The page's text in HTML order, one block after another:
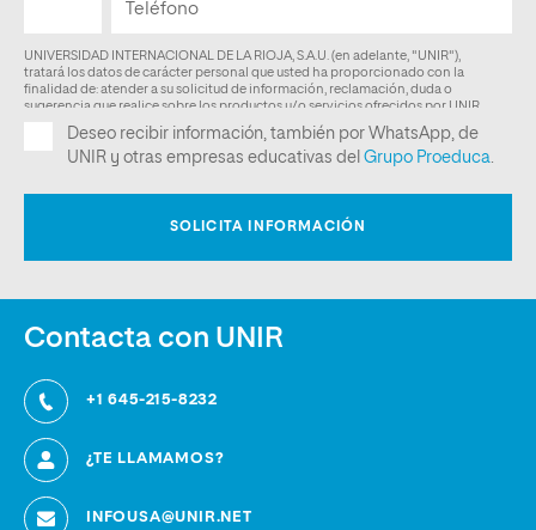
Contacta con UNIR
+1 645-215-8232
¿TE LLAMAMOS?
INFOUSA@UNIR.NET